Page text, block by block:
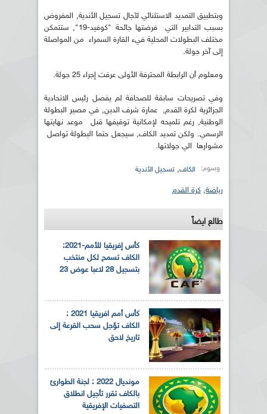
وبتطبيق التمديد الاستثنائي لآجال تسجيل الأندية, المفروض
بسبب التدابير التي فرضتها جائحة "كوفيد-19", ستتمكن
مختلف البطولات المحلية فيء القارة السمراء من المواصلة
إلى آخر جولة.
ومعلوم أن الرابطة المحترفة الأولى عرفت إجراء 25 جولة.
وفي تصريحات سابقة للصحافة لم يفصل رئيس الاتحادية
الجزائرية لكرة القدم, عمارة شرف الدين, في مصير البطولة
الوطنية, رغم تلميحه لإمكانية توقيفها قبل موعد نهايتها
الرسمي. ولكن تمديد الكاف, سيجعل حتما البطولة تواصل
مشوارها الي جولاتها.
وسوم: الكاف, تسجيل الأندية
رياضة, كرة القدم
طالع ايضاً
كأس إفريقيا للأمم-2021:
الكاف تسمح لكل منتخب
بتسجيل 28 لاعبا عوض 23
كأس أمم افريقيا 2021 :
الكاف تؤجل سحب القرعة إلى
تاريخ لاحق
مونديال 2022 : لجنة الطوارئ
بالكاف تقرر تأجيل انطلاق
التصفيات الإفريقية